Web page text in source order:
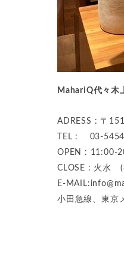
MahariQ代々木
ADRESS : 〒
TEL : 03-
OPEN : 11:00-
CLOSE : 火水 (
E-MAIL:
小田急線、東京